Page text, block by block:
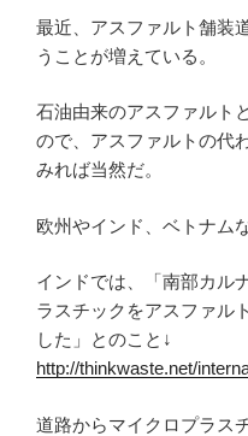
最近、アスファルト舗装
うことが増えている。
石油由来のアスファルト
ので、アスファルトの代
みれば当然だ。
欧州やインド、ベトナム
インドでは、「南部カル
ラスチックをアスファル
した」とのこと↓
http://thinkwaste.net/
道路からマイクロプラス